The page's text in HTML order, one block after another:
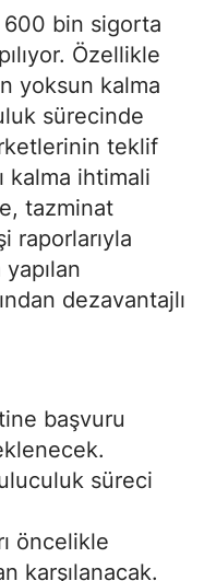
600 bin sigorta
Özellikle
yoksun kalma
sürecinde
teklif
kalma ihtimali
tazminat
raporlarıyla
dezavantajlı
başvuru
süreci
öncelikle
karşılanacak.